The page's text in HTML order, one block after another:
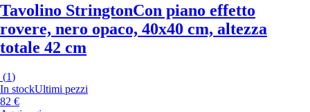
Tavolino StringtonCon piano effetto
rovere, nero opaco, 40x40 cm, altezza
totale 42 cm
(1)
In stockUltimi pezzi
82 €